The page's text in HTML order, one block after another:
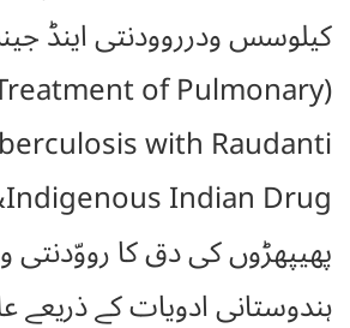
کیلوسس ودرروودنتی اینڈ
of Pulmonary
with Raudanti
پھیپھڑوں کی دق کا
ہندوستانی ادویات کے ذریعے